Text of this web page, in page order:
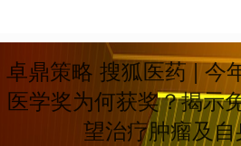
卓鼎策略 搜狐医药 | 今
医学奖为何获奖？揭示
望治疗肿瘤及